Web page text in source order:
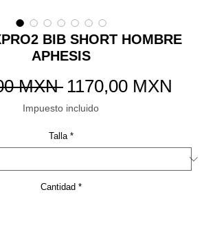
BIB SHORT HOMBRE
APHESIS
MXN Precio
1170,00 MXN
Impuesto incluido
Talla *
Cantidad *